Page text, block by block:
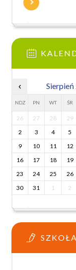
‹
NDZ PN WT ŚR
26 27 28 29
2
3 4 5
9
10 11 12
16
17 18 19
23
24 25 26
30
31 1 2